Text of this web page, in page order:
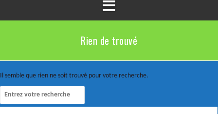
Rien de trouvé
Il semble que rien ne soit trouvé pour votre recherche.